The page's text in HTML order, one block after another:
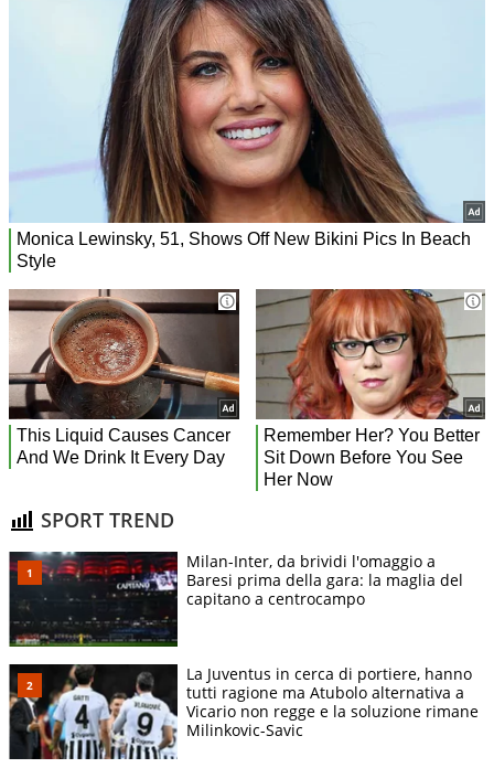
SPORT TREND
Milan-Inter, da brividi l'omaggio a
Baresi prima della gara: la maglia del
capitano a centrocampo
La Juventus in cerca di portiere, hanno
tutti ragione ma Atubolo alternativa a
Vicario non regge e la soluzione rimane
Milinkovic-Savic